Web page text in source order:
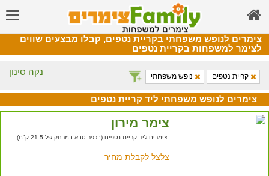
צימרים לנופש משפחתי בקריית נטפים, קבלו מבצעים שווים
לצימר למשפחות בקריית נטפים
נקה סינון קריית נטפים נופש משפחתי
צימרים לנופש משפחתי ליד קריית נטפים
צימר מירון
צימרים ליד קריית נטפים (בכפר סבא במרחק של 21.5 ק"מ)
צלצל לקבלת מחיר